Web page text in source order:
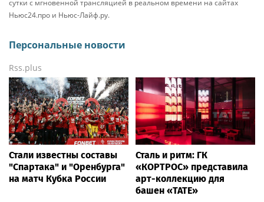
сутки с мгновенной трансляцией в реальном времени на сайтах
Ньюс24.про и Ньюс-Лайф.ру.
Персональные новости
Rss.plus
Стали известны составы
"Спартака" и "Оренбурга"
на матч Кубка России
Сталь и ритм: ГК
«КОРТРОС» представила
арт-коллекцию для
башен «TATE»